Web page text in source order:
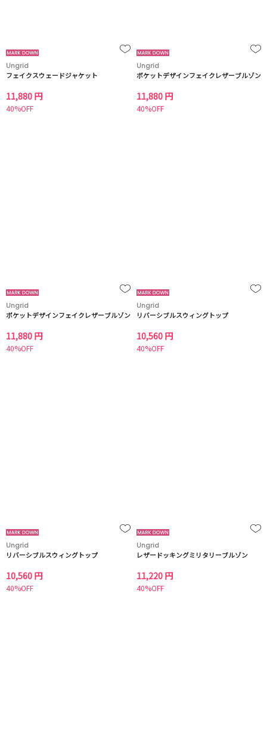
Ungrid
フェイクスウェードジャケット
11,880 円
40%OFF
Ungrid
ポケットデザインフェイクレザーブルゾン
11,880 円
40%OFF
Ungrid
ポケットデザインフェイクレザーブルゾン
11,880 円
40%OFF
Ungrid
リバーシブルスウィングトップ
10,560 円
40%OFF
Ungrid
リバーシブルスウィングトップ
10,560 円
40%OFF
Ungrid
レザードッキングミリタリーブルゾン
11,220 円
40%OFF